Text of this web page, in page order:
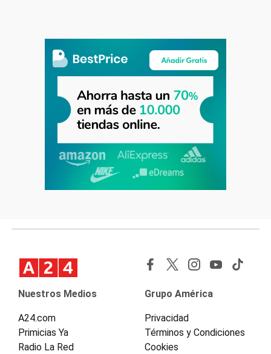
Nuestros Medios
A24.com
Primicias Ya
Radio La Red
Grupo América
Privacidad
Términos y Condiciones
Cookies